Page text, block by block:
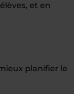
et en
planifier le